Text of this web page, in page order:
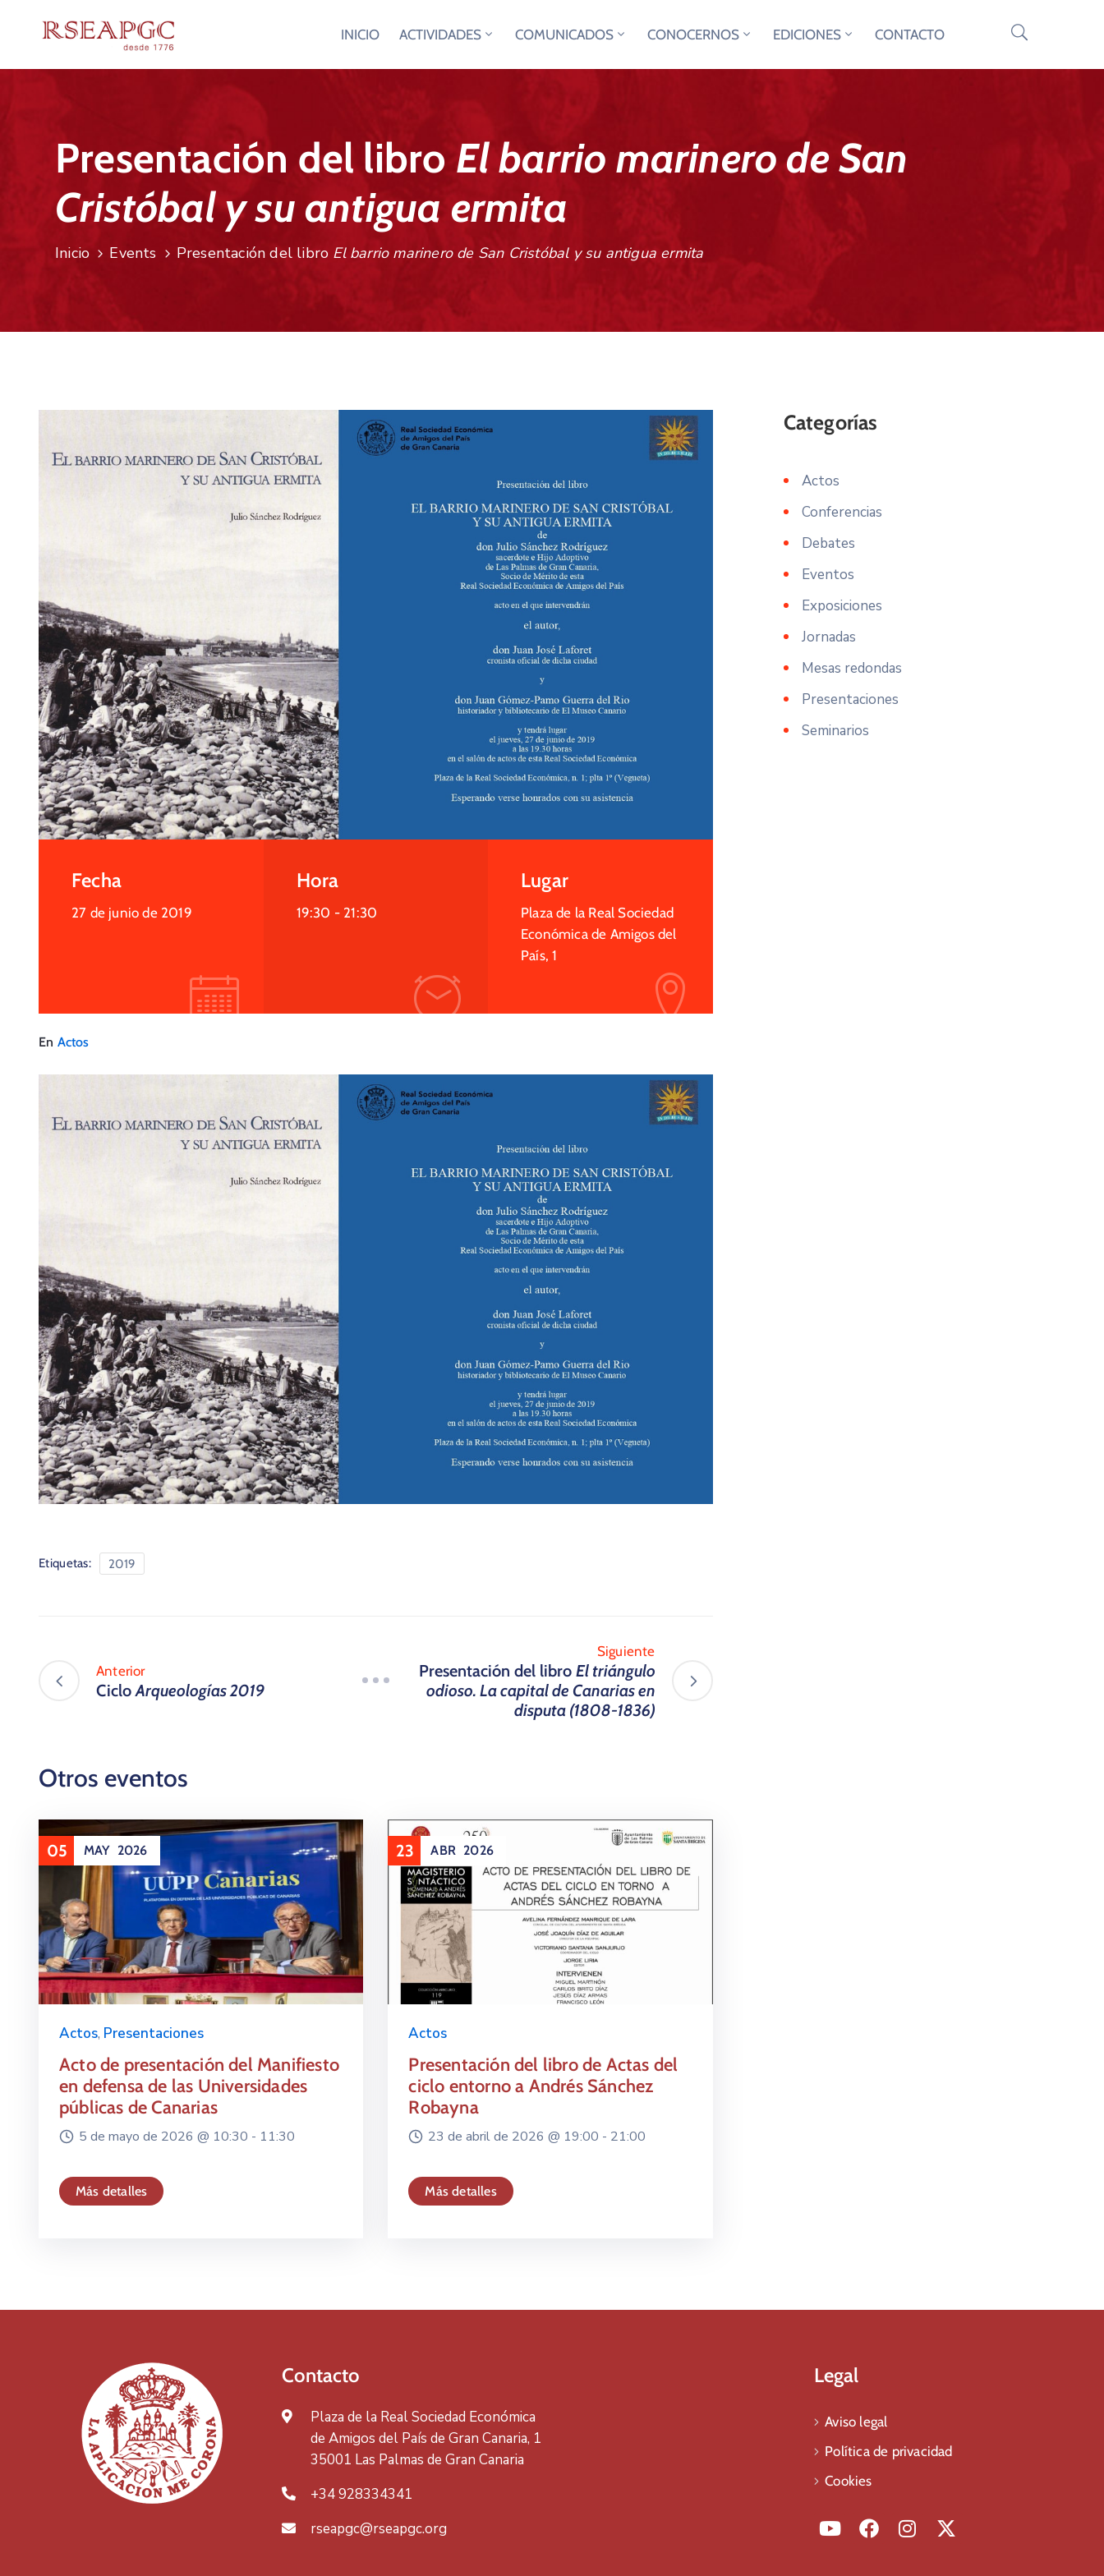
INICIO ACTIVIDADES COMUNICADOS CONOCERNOS EDICIONES CONTACTO
Presentación del libroEl barrio marinero de San
Cristóbal y su antigua ermita
Inicio Events Presentación del libro El barrio marinero de San Cristóbal y su antigua ermita
Fecha
27 de junio de 2019
Hora
19:30 - 21:30
Lugar
Plaza de la Real Sociedad
Económica de Amigos del
País, 1
En Actos
Etiquetas: 2019
Anterior
CicloArqueologías 2019
Siguiente
​Presentación del libro El triángulo
odioso. La capital de Canarias en
disputa (1808-1836)
Otros eventos
05 MAY 2026
Actos, Presentaciones
Acto de presentación del Manifiesto
en defensa de las Universidades
públicas de Canarias
5 de mayo de 2026 @ 10:30 - 11:30
Más detalles
23 ABR 2026
Actos
Presentación del libro de Actas del
ciclo entorno a Andrés Sánchez
Robayna
23 de abril de 2026 @ 19:00 - 21:00
Más detalles
Actos
Conferencias
Debates
Eventos
Exposiciones
Jornadas
Mesas redondas
Presentaciones
Seminarios
Contacto
Plaza de la Real Sociedad Económica
de Amigos del País de Gran Canaria, 1
35001 Las Palmas de Gran Canaria
+34 928334341
rseapgc@rseapgc.org
Legal
Aviso legal
Política de privacidad
Cookies